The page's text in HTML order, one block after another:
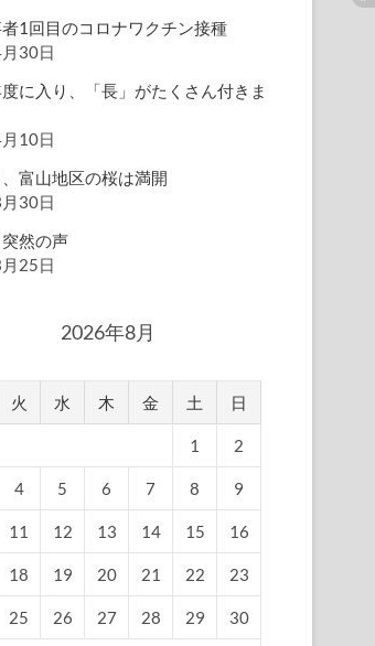
1回目のコロナワクチン接種
30日
に入り、「長」がたくさん付きま
10日
富山地区の桜は満開
30日
然の声
25日
2026年8月
火 水 木 金 土 日
1 2
4 5 6 7 8 9
11 12 13 14 15 16
18 19 20 21 22 23
25 26 27 28 29 30